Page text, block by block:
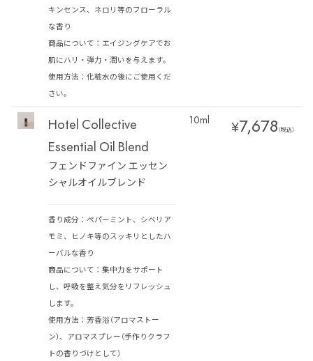
キンセンス、ネロリ等のフローラル
な香り
商品について：エイジングケアでお
肌にハリ・弾力・潤いを与えます。
使用方法：化粧水の後にご使用くだ
さい。
Hotel Collective
Essential Oil Blend
フェンドファイン エッセン
シャルオイルブレンド
香り成分：ペパーミント、シベリア
モミ、ヒノキ等のスッキリとしたハ
ーバルな香り
商品について：集中力をサポート
し、呼吸を整え気分をリフレッシュ
します。
使用方法：芳香浴（アロマストー
ン）、アロマスプレー（手作りクラフ
トの香りづけとして）
10ml ¥7,678（税込）